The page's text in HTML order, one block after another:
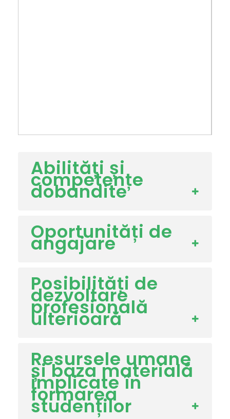
Abilități și
competențe
dobandite
Oportunități de
angajare
Posibilități de
dezvoltare
profesională
ulterioară
Resursele umane
și baza materială
implicate în
formarea
studenților